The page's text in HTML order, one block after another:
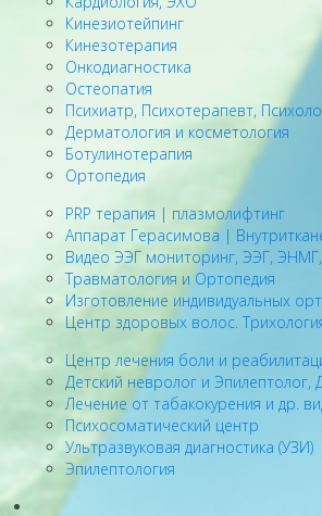
Кинезиотейпинг
Кинезотерапия
Онкодиагностика
Остеопатия
Психиатр, Психотерапевт,
Дерматология и косметология
Ботулинотерапия
Ортопедия
PRP терапия | плазмолифтинг
Аппарат Герасимова |
Видео ЭЭГ мониторинг, ЭЭГ,
Травматология и Ортопедия
Изготовление индивидуальных
Центр здоровых волос.
Центр лечения боли и
Детский невролог и Эпилептолог,
Лечение от табакокурения и др.
Психосоматический центр
Ультразвуковая диагностика (УЗИ)
Эпилептология